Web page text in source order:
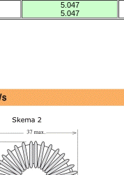
5.047
5.047